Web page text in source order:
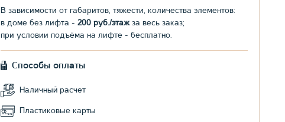
В зависимости от габаритов, тяжести, количества элементов:
в доме без лифта - 200 руб./этажза весь заказ;
при условии подъёма на лифте - бесплатно.
Способы оплаты
Наличный расчет
Пластиковые карты